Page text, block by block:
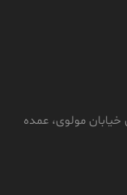
خیابان مولوی، عمده